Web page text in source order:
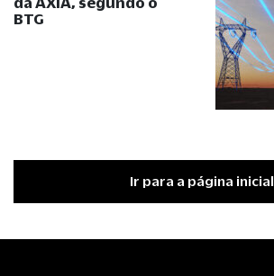
BTG
Ir para a página inicial